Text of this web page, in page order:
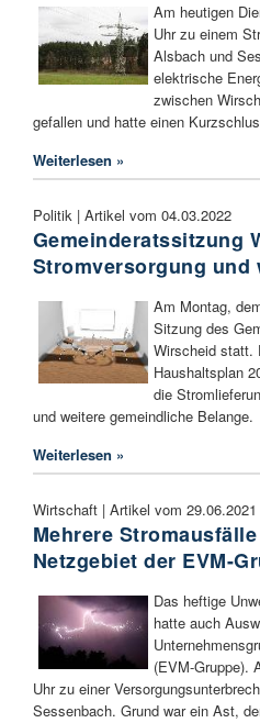
Am heutigen
Uhr zu einem
Alsbach und
elektrische
zwischen
gefallen und hatte einen
Weiterlesen »
Politik | Artikel vom 04.03.2022
Gemeinderatssitzung
Stromversorgung und
Am Montag,
Sitzung des
Wirscheid statt.
Haushaltsplan
die
und weitere gemeindliche Belange.
Weiterlesen »
Wirtschaft | Artikel vom 29.06.2021
Mehrere
Netzgebiet der EVM-
Das heftige
hatte auch
(EVM-Gruppe).
Uhr zu einer
Sessenbach. Grund war ein Ast,